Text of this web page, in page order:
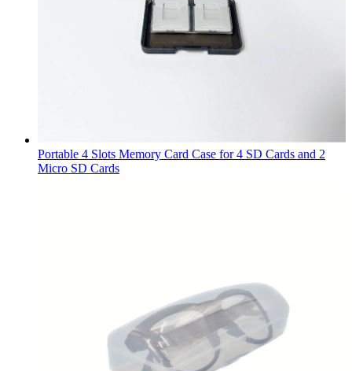
Portable 4 Slots Memory Card Case for 4 SD Cards and 2
Micro SD Cards